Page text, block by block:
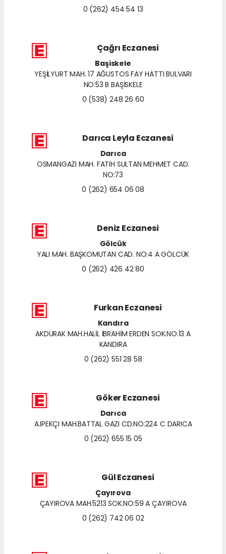
0 (262) 454 54 13
Çağrı Eczanesi
Başiskele
YEŞİLYURT MAH. 17 AĞUSTOS FAY HATTI BULVARI
NO:53 B BAŞİSKELE
0 (538) 248 26 60
Darıca Leyla Eczanesi
Darıca
OSMANGAZI MAH. FATIH SULTAN MEHMET CAD.
NO:73
0 (262) 654 06 08
Deniz Eczanesi
Gölcük
YALI MAH. BAŞKOMUTAN CAD. NO:4 A GÖLCÜK
0 (262) 426 42 80
Furkan Eczanesi
Kandıra
AKDURAK MAH.HALİL İBRAHİM ERDEN SOK.NO:13 A
KANDIRA
0 (262) 551 28 58
Göker Eczanesi
Darıca
A.IPEKÇI MAH.BATTAL GAZI CD.NO:224 C DARICA
0 (262) 655 15 05
Gül Eczanesi
Çayırova
ÇAYIROVA MAH.5213 SOK.NO:59 A ÇAYIROVA
0 (262) 742 06 02